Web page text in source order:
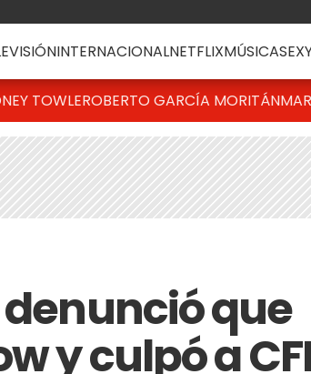
INTERNACIONALNETFLIXMÚSICA
TOWLEROBERTO GARCÍA MORITÁN
que
y culpó a